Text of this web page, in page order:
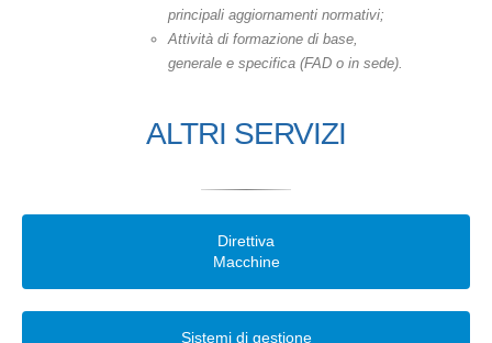
principali aggiornamenti normativi;
Attività di formazione di base,
generale e specifica (FAD o in sede).
ALTRI SERVIZI
Direttiva
Macchine
Sistemi di gestione